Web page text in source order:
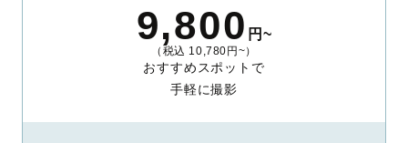
整。自然な雰囲気を残しつつも、おしゃれで洗練された仕上がり
に。きっと「こんな写真を撮ってほしかった！」と思える一枚に
出会えます。まずは、ラブグラフの撮影事例
9,800 円~
（税込 10,780円~）
おすすめスポットで
手軽に撮影